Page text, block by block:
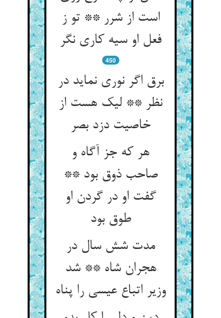
است از شرر ** تو ز
فعل او سیه کاری نگر
450
برق اگر نوری نماید در
نظر ** لیک هست از
خاصیت دزد بصر
هر که جز آگاه و
صاحب ذوق بود **
گفت او در گردن او
طوق بود
مدت شش سال در
هجران شاه ** شد